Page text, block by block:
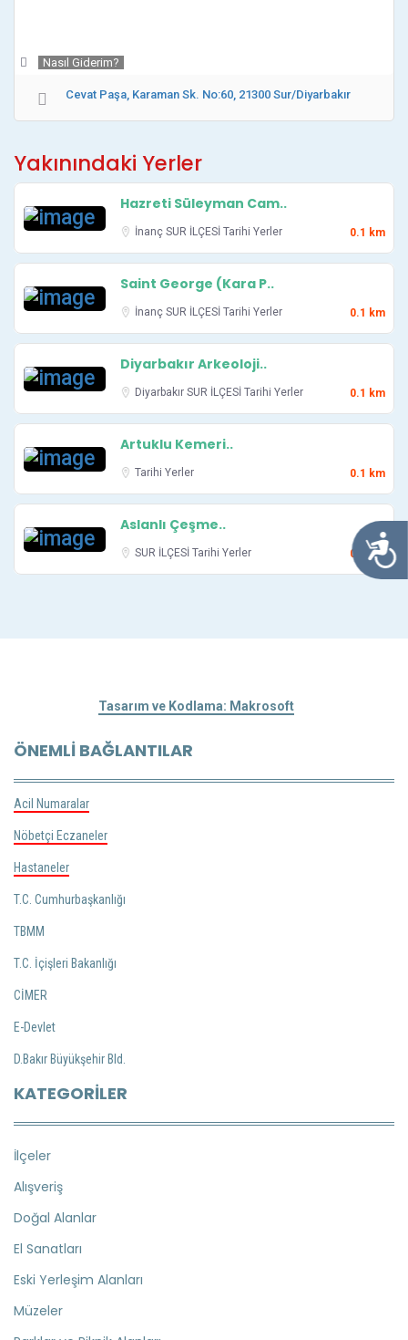
Nasıl Giderim?
Cevat Paşa, Karaman Sk. No:60, 21300 Sur/Diyarbakır
Yakınındaki Yerler
Hazreti Süleyman Cam..
İnanç SUR İLÇESİ Tarihi Yerler 0.1 km
Saint George (Kara P..
İnanç SUR İLÇESİ Tarihi Yerler 0.1 km
Diyarbakır Arkeoloji..
Diyarbakır SUR İLÇESİ Tarihi Yerler 0.1 km
Artuklu Kemeri..
Tarihi Yerler 0.1 km
Aslanlı Çeşme..
SUR İLÇESİ Tarihi Yerler 0.1 km
Tasarım ve Kodlama: Makrosoft
ÖNEMLI BAĞLANTILAR
Acil Numaralar
Nöbetçi Eczaneler
Hastaneler
T.C. Cumhurbaşkanlığı
TBMM
T.C. İçişleri Bakanlığı
CİMER
E-Devlet
D.Bakır Büyükşehir Bld.
KATEGORILER
İlçeler
Alışveriş
Doğal Alanlar
El Sanatları
Eski Yerleşim Alanları
Müzeler